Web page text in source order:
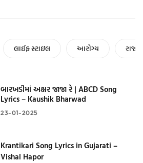
લાઈફ સ્ટાઇલ આરોગ્ય
23-01-2025
બારખડીમાં અક્ષર જાજા રે | ABCD Song
Lyrics – Kaushik Bharwad
Krantikari Song Lyrics in Gujarati –
Vishal Hapor